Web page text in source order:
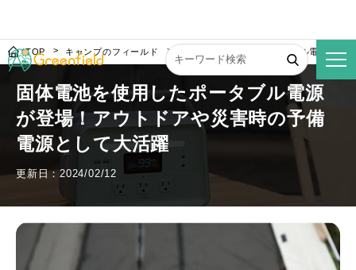
TOP キャンプのフィールド 固体電池を使用したポータブル電源が登
固体電池を使用したポータブル電源
が登場！アウトドアや災害時の予備
電源として大活躍
更新日：2024/02/12